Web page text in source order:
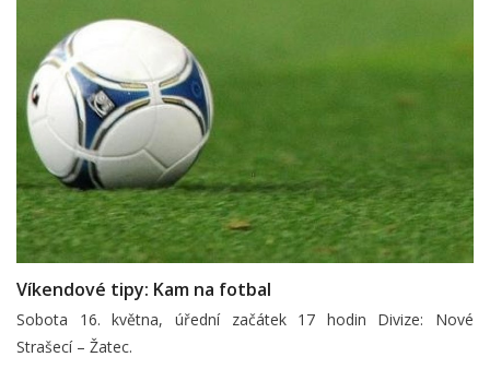
Víkendové tipy: Kam na fotbal
Sobota 16. května, úřední začátek 17 hodin Divize: Nové
Strašecí – Žatec.